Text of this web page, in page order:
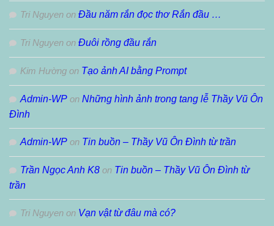
Tri Nguyen on Đầu năm rắn đọc thơ Rắn đầu …
Tri Nguyen on Đuôi rồng đầu rắn
Kim Hường on Tạo ảnh AI bằng Prompt
Admin-WP on Những hình ảnh trong tang lễ Thầy Vũ Ôn
Đình
Admin-WP on Tin buồn – Thầy Vũ Ôn Đình từ trần
Trần Ngọc Anh K8 on Tin buồn – Thầy Vũ Ôn Đình từ
trần
Tri Nguyen on Vạn vật từ đâu mà có?